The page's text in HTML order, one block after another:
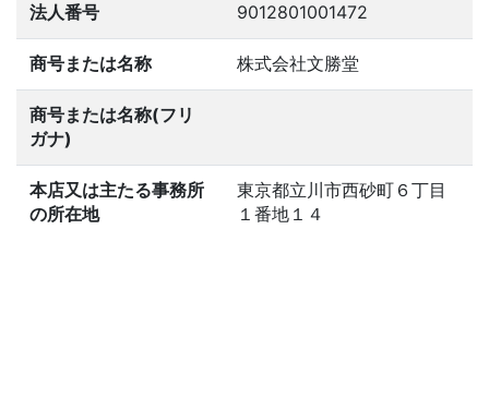
法人番号 9012801001472
商号または名称 株式会社文勝堂
商号または名称(フリ
ガナ)
本店又は主たる事務所
の所在地
東京都立川市西砂町６丁目
１番地１４